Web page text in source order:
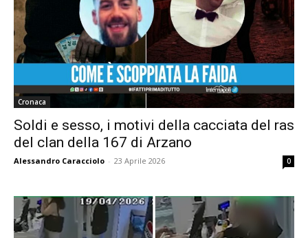
Cronaca
Soldi e sesso, i motivi della cacciata del ras
del clan della 167 di Arzano
Alessandro Caracciolo - 23 Aprile 2026 0